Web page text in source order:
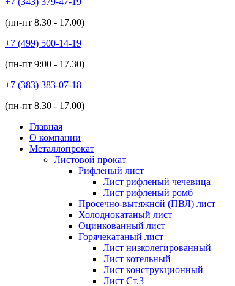
(пн-пт 8.30 - 17.00)
+7 (499) 500-14-19
(пн-пт 9:00 - 17.30)
+7 (383) 383-07-18
(пн-пт 8.30 - 17.00)
Главная
О компании
Металлопрокат
Листовой прокат
Рифленый лист
Лист рифленый чечевица
Лист рифленый ромб
Просечно-вытяжной (ПВЛ) лист
Холоднокатаный лист
Оцинкованный лист
Горячекатаный лист
Лист низколегированный
Лист котельный
Лист конструкционный
Лист Ст.3